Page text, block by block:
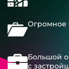
Огромное
Большой
с